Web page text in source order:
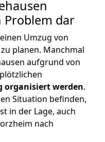
dar
Umzug von
planen. Manchmal
aufgrund von
organisiert werden.
Situation befinden,
in der Lage, auch
nach